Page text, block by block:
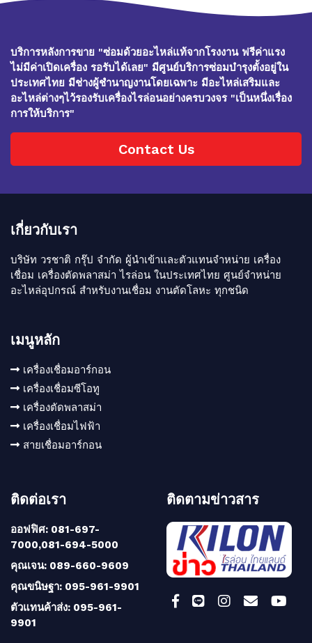
บริการหลังการขาย "ซ่อมด้วยอะไหล่แท้จากโรงงาน ฟรีค่าแรง
ไม่มีค่าเปิดเครื่อง รอรับได้เลย" มีศูนย์บริการซ่อมบำรุงตั้งอยู่ใน
ประเทศไทย มีช่างผู้ชำนาญงานโดยเฉพาะ มีอะไหล่เสริมและ
อะไหล่ต่างๆไว้รองรับเครื่องไรล่อนอย่างครบวงจร "เป็นหนึ่งเรื่อง
การให้บริการ"
Contact Us
เกี่ยวกับเรา
บริษัท วรชาติ กรุ๊ป จำกัด ผู้นำเข้าเเละตัวแทนจำหน่าย เครื่อง
เชื่อม เครื่องตัดพลาสม่า ไรล่อน ในประเทศไทย ศูนย์จำหน่าย
อะไหล่อุปกรณ์ สำหรับงานเชื่อม งานตัดโลหะ ทุกชนิด
เมนูหลัก
เครื่องเชื่อมอาร์กอน
เครื่องเชื่อมซีโอทู
เครื่องตัดพลาสม่า
เครื่องเชื่อมไฟฟ้า
สายเชื่อมอาร์กอน
ติดต่อเรา
ออฟฟิศ: 081-697-
7000,081-694-5000
คุณเจน: 089-660-9609
คุณขนิษฐา: 095-961-9901
ตัวแทนค้าส่ง: 095-961-
9901
ติดตามข่าวสาร